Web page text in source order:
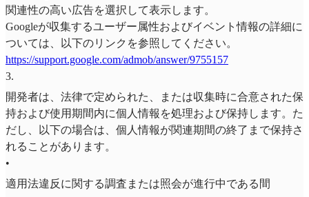
関連性の高い広告を選択して表示します。
Googleが収集するユーザー属性およびイベント情報の詳細に
ついては、以下のリンクを参照してください。
https://support.google.com/admob/answer/9755157
3.
開発者は、法律で定められた、または収集時に合意された保
持および使用期間内に個人情報を処理および保持します。た
だし、以下の場合は、個人情報が関連期間の終了まで保持さ
れることがあります。
•
適用法違反に関する調査または照会が進行中である間